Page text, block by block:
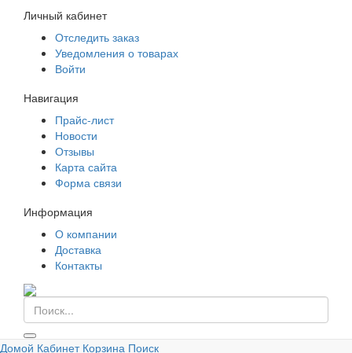
Личный кабинет
Отследить заказ
Уведомления о товарах
Войти
Навигация
Прайс-лист
Новости
Отзывы
Карта сайта
Форма связи
Информация
О компании
Доставка
Контакты
©ООО "ПКФ Е.В.А."2026, Тел:
Домой Кабинет Корзина Поиск